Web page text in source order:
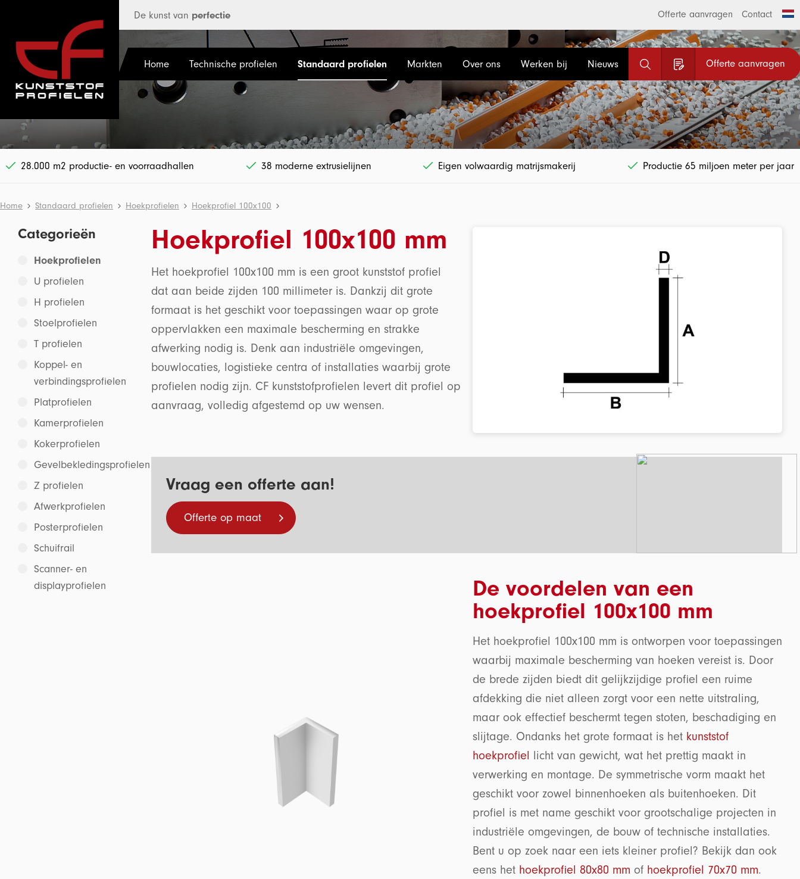
De kunst van perfectie Offerte aanvragen Contact
Home Technische profielen Standaard profielen Markten Over ons Werken bij Nieuws Offerte aanvragen
28.000 m2 productie- en voorraadhallen 38 moderne extrusielijnen Eigen volwaardig matrijsmakerij Productie 65 miljoen meter per jaar
Home Standaard profielen Hoekprofielen Hoekprofiel 100x100
Categorieën
Hoekprofielen
U profielen
H profielen
Stoelprofielen
T profielen
Koppel- en
verbindingsprofielen
Platprofielen
Kamerprofielen
Kokerprofielen
Gevelbekledingsprofielen
Z profielen
Afwerkprofielen
Posterprofielen
Schuifrail
Scanner- en
displayprofielen
Hoekprofiel 100x100 mm
Het hoekprofiel 100x100 mm is een groot kunststof profiel
dat aan beide zijden 100 millimeter is. Dankzij dit grote
formaat is het geschikt voor toepassingen waar op grote
oppervlakken een maximale bescherming en strakke
afwerking nodig is. Denk aan industriële omgevingen,
bouwlocaties, logistieke centra of installaties waarbij grote
profielen nodig zijn. CF kunststofprofielen levert dit profiel op
aanvraag, volledig afgestemd op uw wensen.
Vraag een offerte aan!
Offerte op maat
De voordelen van een
hoekprofiel 100x100 mm
Het hoekprofiel 100x100 mm is ontworpen voor toepassingen
waarbij maximale bescherming van hoeken vereist is. Door
de brede zijden biedt dit gelijkzijdige profiel een ruime
afdekking die niet alleen zorgt voor een nette uitstraling,
maar ook effectief beschermt tegen stoten, beschadiging en
slijtage. Ondanks het grote formaat is het kunststof
hoekprofiel licht van gewicht, wat het prettig maakt in
verwerking en montage. De symmetrische vorm maakt het
geschikt voor zowel binnenhoeken als buitenhoeken. Dit
profiel is met name geschikt voor grootschalige projecten in
industriële omgevingen, de bouw of technische installaties.
Bent u op zoek naar een iets kleiner profiel? Bekijk dan ook
eens het hoekprofiel 80x80 mm of hoekprofiel 70x70 mm.